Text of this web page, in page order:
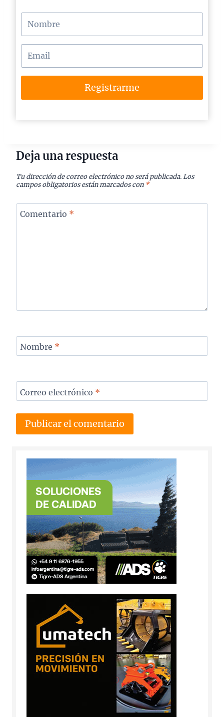
Registrarme
Deja una respuesta
Tu dirección de correo electrónico no será publicada. Los
campos obligatorios están marcados con *
Comentario *
Nombre *
Correo electrónico *